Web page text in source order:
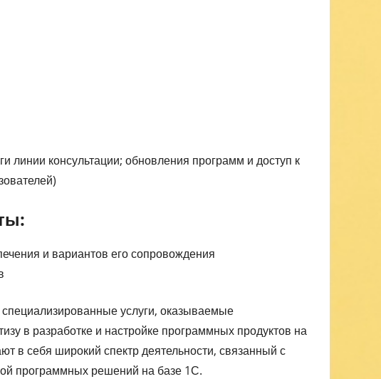
линии консультации; обновления программ и доступ к
и вариантов его сопровождения
услуги, оказываемые
в разработке и настройке программных продуктов на
в себя широкий спектр деятельности, связанный с
программных решений на базе 1С.